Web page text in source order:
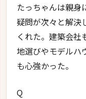
たっちゃんは親身
疑問が次々と解決
くれた。建築会社
地選びやモデルハ
も心強かった。
Q